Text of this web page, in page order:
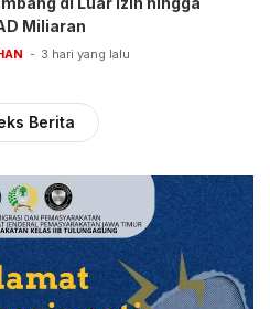
Miliaran
3 hari yang lalu
Berita